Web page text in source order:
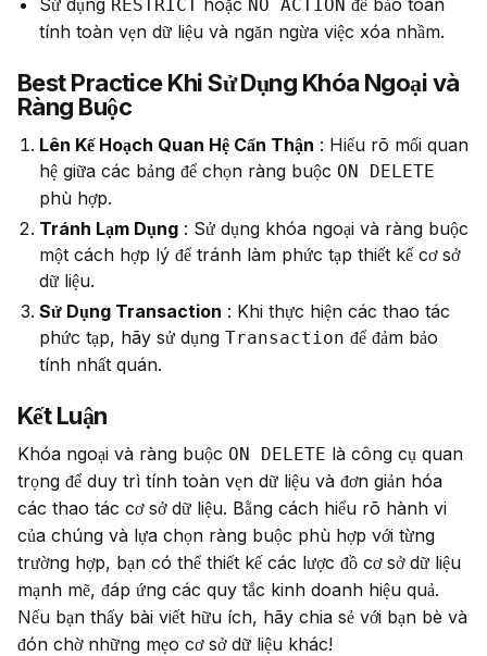
Sử dụng RESTRICT hoặc NO ACTION để bảo toàn
tính toàn vẹn dữ liệu và ngăn ngừa việc xóa nhầm.
Best Practice Khi Sử Dụng Khóa Ngoại và
Ràng Buộc
Lên Kế Hoạch Quan Hệ Cẩn Thận : Hiểu rõ mối quan
hệ giữa các bảng để chọn ràng buộc ON DELETE
phù hợp.
Tránh Lạm Dụng : Sử dụng khóa ngoại và ràng buộc
một cách hợp lý để tránh làm phức tạp thiết kế cơ sở
dữ liệu.
Sử Dụng Transaction : Khi thực hiện các thao tác
phức tạp, hãy sử dụng Transaction để đảm bảo
tính nhất quán.
Kết Luận
Khóa ngoại và ràng buộc ON DELETE là công cụ quan
trọng để duy trì tính toàn vẹn dữ liệu và đơn giản hóa
các thao tác cơ sở dữ liệu. Bằng cách hiểu rõ hành vi
của chúng và lựa chọn ràng buộc phù hợp với từng
trường hợp, bạn có thể thiết kế các lược đồ cơ sở dữ liệu
mạnh mẽ, đáp ứng các quy tắc kinh doanh hiệu quả.
Nếu bạn thấy bài viết hữu ích, hãy chia sẻ với bạn bè và
đón chờ những mẹo cơ sở dữ liệu khác!